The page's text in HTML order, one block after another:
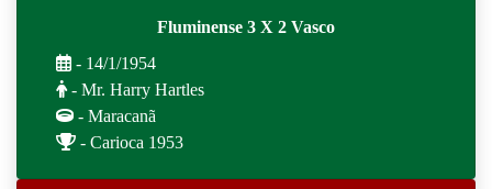
Fluminense 3 X 2 Vasco
- 14/1/1954
- Mr. Harry Hartles
- Maracanã
- Carioca 1953